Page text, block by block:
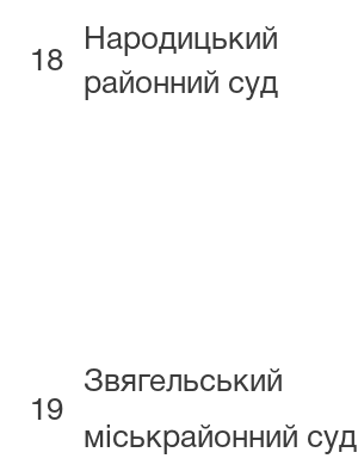
18
Народицький
районний суд
19
Звягельський
міськрайонний суд